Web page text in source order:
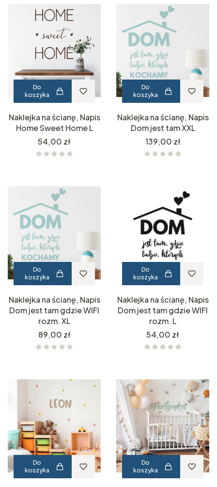
Do
koszyka
Naklejka na ścianę, Napis
Home Sweet Home L
Cena
54,00 zł
Do
koszyka
Naklejka na ścianę, Napis
Dom jest tam XXL
Cena
139,00 zł
Do
koszyka
Naklejka na ścianę, Napis
Dom jest tam gdzie WIFI
rozm. XL
Cena
89,00 zł
Do
koszyka
Naklejka na ścianę, Napis
Dom jest tam gdzie WIFI
rozm. L
Cena
54,00 zł
Do
koszyka
Do
koszyka